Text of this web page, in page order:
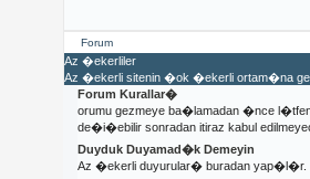
Forum
Az �ekerliler
Az �ekerli sitenin �ok �ekerli ortam�na
Forum Kurallar�
orumu gezmeye ba�lamadan �nce
de�i�ebilir sonradan itiraz kabul
Duyduk Duyamad�k Demeyin
Az �ekerli duyurular� buradan yap�l�r.